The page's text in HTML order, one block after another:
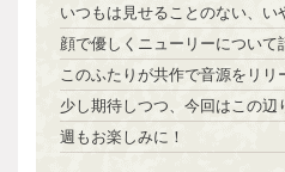
いつもは見せることのない、
顔で優しくニューリーについ
このふたりが共作で音源をリリ
少し期待しつつ、今回はこの
週もお楽しみに！